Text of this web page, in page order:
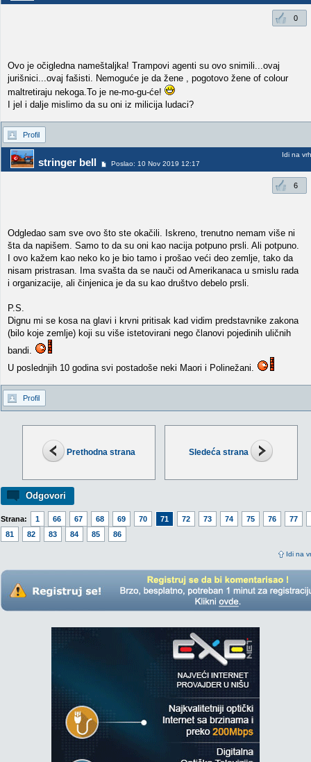
Prethodna strana Sledeća strana
Odgovori
Strana: 1 66 67 68 69 70 71 72 73 74 75 76
77
81
82 83 84 85 86
Idi na
0
Ovo je očigledna nameštaljka! Trampovi agenti su ovo snimili...ovaj
jurišnici...ovaj fašisti. Nemoguće je da žene , pogotovo žene of colour
maltretiraju nekoga.To je ne-mo-gu-će!
I jel i dalje mislimo da su oni iz milicija ludaci?
Profil
stringer bell Poslao: 10 Nov 2019 12:17
Idi na vrh
6
Odgledao sam sve ovo što ste okačili. Iskreno, trenutno nemam više ni
šta da napišem. Samo to da su oni kao nacija potpuno prsli. Ali potpuno.
I ovo kažem kao neko ko je bio tamo i prošao veći deo zemlje, tako da
nisam pristrasan. Ima svašta da se nauči od Amerikanaca u smislu rada
i organizacije, ali činjenica je da su kao društvo debelo prsli.
P.S.
Dignu mi se kosa na glavi i krvni pritisak kad vidim predstavnike zakona
(bilo koje zemlje) koji su više istetovirani nego članovi pojedinih uličnih
bandi.
U poslednjih 10 godina svi postadoše neki Maori i Polinežani.
Profil